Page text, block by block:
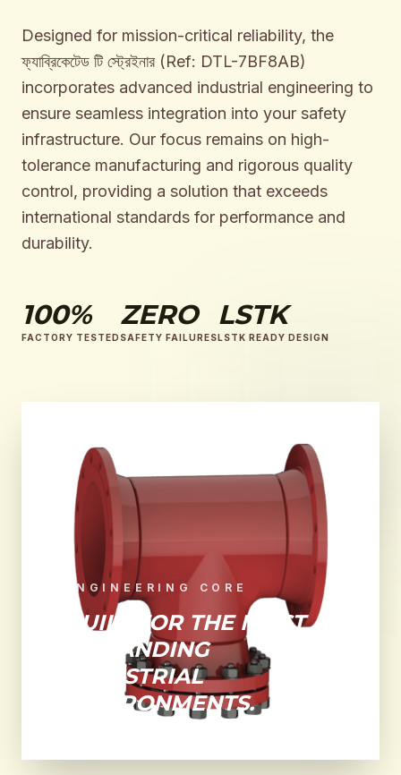
Designed for mission-critical reliability, the
ফ্যাব্রিকেটেড টি স্ট্রেইনার (Ref: DTL-7BF8AB)
incorporates advanced industrial engineering to
ensure seamless integration into your safety
infrastructure. Our focus remains on high-
tolerance manufacturing and rigorous quality
control, providing a solution that exceeds
international standards for performance and
durability.
100%
FACTORY TESTED
ZERO
SAFETY FAILURES
LSTK
LSTK READY DESIGN
ENGINEERING CORE
BUILT FOR THE MOST
DEMANDING
INDUSTRIAL
ENVIRONMENTS.